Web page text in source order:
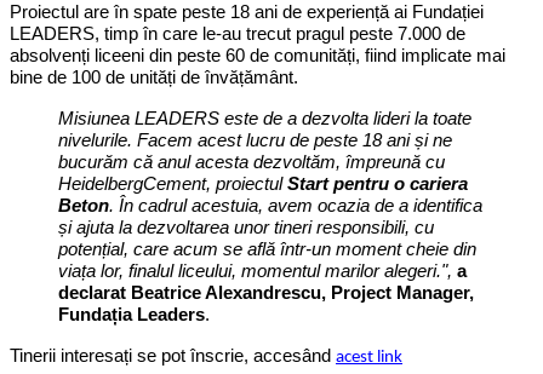
Proiectul are în spate peste 18 ani de experiență ai Fundației
LEADERS, timp în care le-au trecut pragul peste 7.000 de
absolvenți liceeni din peste 60 de comunități, fiind implicate mai
bine de 100 de unități de învățământ.
Misiunea LEADERS este de a dezvolta lideri la toate
nivelurile. Facem acest lucru de peste 18 ani și ne
bucurăm că anul acesta dezvoltăm, împreună cu
HeidelbergCement, proiectulStart pentru o cariera
Beton. În cadrul acestuia, avem ocazia de a identifica
și ajuta la dezvoltarea unor tineri responsibili, cu
potențial, care acum se află într-un moment cheie din
viața lor, finalul liceului, momentul marilor alegeri.", a
declarat Beatrice Alexandrescu, Project Manager,
Fundația Leaders.
Tinerii interesați se pot înscrie, accesând acest link